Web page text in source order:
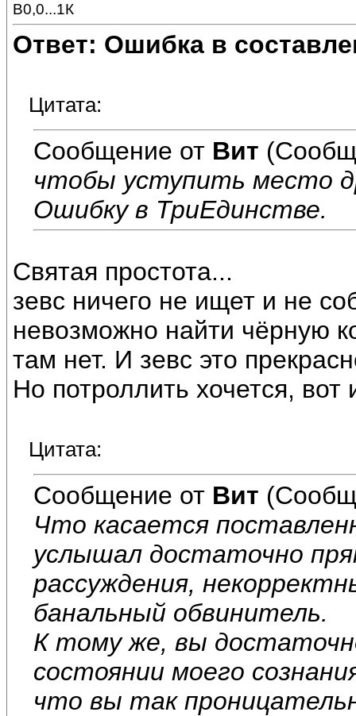
В0,0...1К
Ответ: Ошибка в
Цитата:
Сообщение от Вит
чтобы уступить место
Ошибку в ТриЕдинстве.
Святая простота...
зевс ничего не ищет и не
невозможно найти чёрную
там нет. И зевс это
Но потроллить хочется, вот
Цитата:
Сообщение от Вит
Что касается
услышал достаточно
рассуждения,
банальный обвинитель.
К тому же, вы
состоянии моего
что вы так